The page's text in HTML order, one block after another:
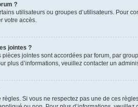
?
utilisateurs ou groupes d’utilisateurs. Pour
votre accès.
jointes ?
jointes sont accordées par forum, par
plus d’informations, veuillez contacter un
Si vous ne respectez pas une de ces